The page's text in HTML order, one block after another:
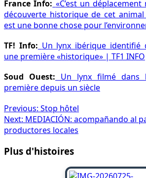
France Info: «C’est un
découverte historique de cet animal
est une bonne chose pour
TF! Info: Un lynx ibérique identifié
une première «historique» | TF1 INFO
Soud Ouest: Un lynx filmé dans
première depuis un siècle
Navigation
des
articles
Previous: Stop hôtel
Next: MEDIACIÓN: acompañando al
productores locales
Plus d'histoires